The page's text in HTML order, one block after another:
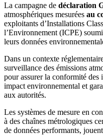
La campagne de déclaration
atmosphériques mesurées au
exploitants d’Installations
l’Environnement (ICPE)
leurs données
Dans un contexte
surveillance des émissions
pour assurer la conformité
impact environnemental et
aux autorités.
Les systèmes de mesure en
à des chaînes métrologiques
de données performants,